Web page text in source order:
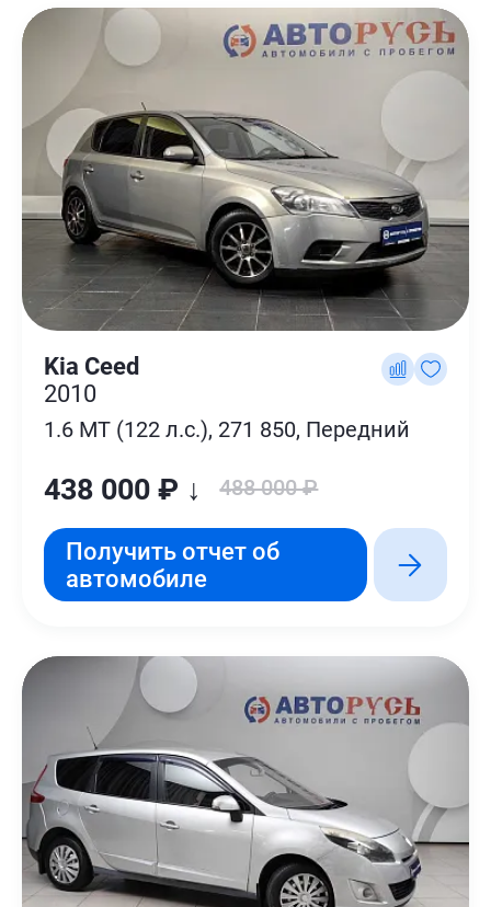
Kia Ceed
2010
1.6 MT (122 л.с.), 271 850, Передний
438 000 ₽ ↓ 488 000 ₽
Получить отчет об
автомобиле